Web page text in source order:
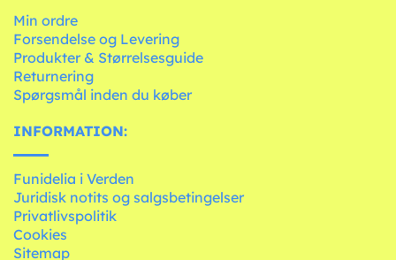
Min ordre
Forsendelse og Levering
Produkter & Størrelsesguide
Returnering
Spørgsmål inden du køber
INFORMATION:
Funidelia i Verden
Juridisk notits og salgsbetingelser
Privatlivspolitik
Cookies
Sitemap